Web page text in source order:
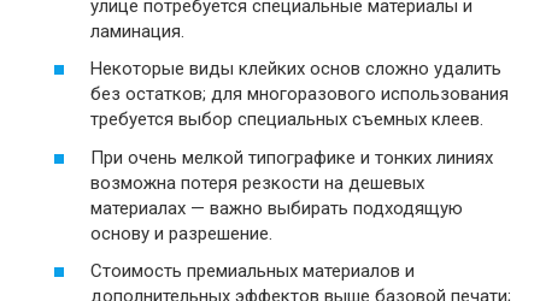
улице потребуется специальные материалы и
ламинация.
Некоторые виды клейких основ сложно удалить
без остатков; для многоразового использования
требуется выбор специальных съемных клеев.
При очень мелкой типографике и тонких линиях
возможна потеря резкости на дешевых
материалах — важно выбирать подходящую
основу и разрешение.
Стоимость премиальных материалов и
дополнительных эффектов выше базовой печати;